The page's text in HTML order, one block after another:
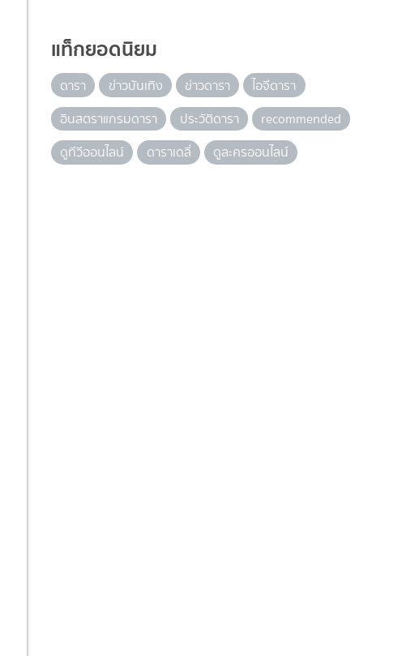
แท็กยอดนิยม
ดารา ข่าวบันเทิง ข่าวดารา
ไอจีดารา
อินสตราแกรมดารา
ประวัติดารา
recommended
ดูทีวีออนไลน์
ดาราเดลี่ ดูละครออนไลน์